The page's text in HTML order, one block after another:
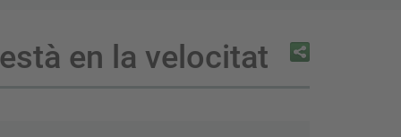
en la velocitat